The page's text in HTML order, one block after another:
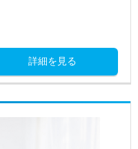
詳細を見る